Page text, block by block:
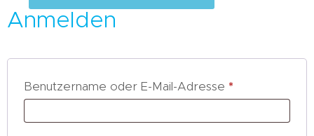
Anmelden
Benutzername oder E-Mail-Adresse *